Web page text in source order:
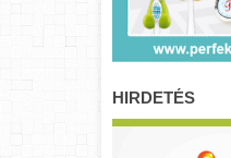
HIRDETÉS